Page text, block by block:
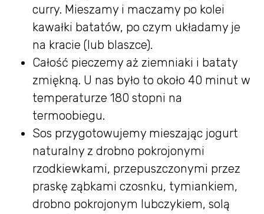
curry. Mieszamy i maczamy po kolei
kawałki batatów, po czym układamy je
na kracie (lub blaszce).
Całość pieczemy aż ziemniaki i bataty
zmiękną. U nas było to około 40 minut w
temperaturze 180 stopni na
termoobiegu.
Sos przygotowujemy mieszając jogurt
naturalny z drobno pokrojonymi
rzodkiewkami, przepuszczonymi przez
praskę ząbkami czosnku, tymiankiem,
drobno pokrojonym lubczykiem, solą